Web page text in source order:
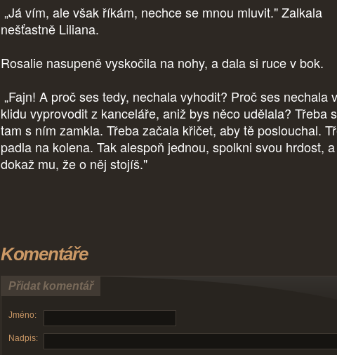
„Já vím, ale však říkám, nechce se mnou mluvit." Zalkala
nešťastně Liliana.
Rosalie nasupeně vyskočila na nohy, a dala si ruce v bok.
„Fajn! A proč ses tedy, nechala vyhodit? Proč ses nechala v
klidu vyprovodit z kanceláře, aniž bys něco udělala? Třeba
tam s ním zamkla. Třeba začala křičet, aby tě poslouchal.
padla na kolena. Tak alespoň jednou, spolkni svou hrdost, a
dokaž mu, že o něj stojíš."
Komentáře
Přidat komentář
Jméno:
Nadpis: